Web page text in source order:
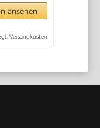
ansehen
Versandkosten